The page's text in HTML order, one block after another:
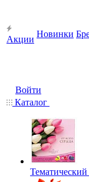
Акции
Новинки
Войти
Каталог
Тематический